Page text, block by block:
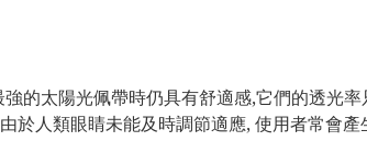
的太陽光佩帶時仍具有舒適感,它們的透光
於人類眼睛未能及時調節適應, 使用者常會